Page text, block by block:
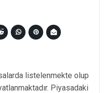
listelenmekte olup
Piyasadaki